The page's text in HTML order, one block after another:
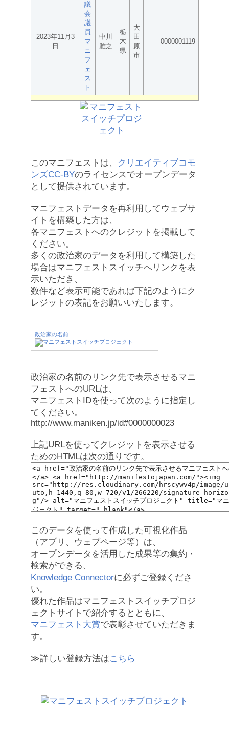
2023年11月3
日
議
会
議
員
マ
ニ
フ
ェ
ス
ト
中川
雅之
栃
木
県
大
田
原
市
0000001119
このマニフェストは、
クリエイティブコモ
ンズCC-BYのライセンスでオープンデータ
として提供されています。
マニフェストデータを再利用してウェブサ
イトを構築した方は、
各マニフェストへのクレジットを掲載して
ください。
多くの政治家のデータを利用して構築した
場合はマニフェストスイッチへリンクを表
示いただき、
数件など表示可能であれば下記のようにク
レジットの表記をお願いいたします。
政治家の名前
政治家の名前のリンク先で表示させるマニ
フェストへのURLは、
マニフェストIDを使って次のように指定し
てください。
http://www.maniken.jp/id#0000000023
上記URLを使ってクレジットを表示させる
ためのHTMLは次の通りです。
このデータを使って作成した可視化作品
（アプリ、ウェブページ等）は、
オープンデータを活用した成果等の集約・
検索ができる、
Knowledge Connectorに必ずご登録くださ
い。
優れた作品はマニフェストスイッチプロジ
ェクトサイトで紹介するとともに、
マニフェスト大賞で表彰させていただきま
す。
≫詳しい登録方法はこちら